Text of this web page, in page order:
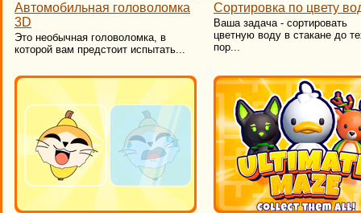
Автомобильная головоломка
3D
Это необычная головоломка, в
которой вам предстоит испытать...
Сортировка по цвету
Ваша задача - сортировать
цветную воду в стакане до
пор...